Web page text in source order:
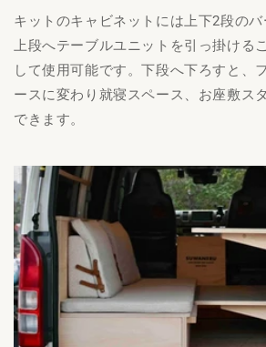
キットのキャビネットには上下2段のバ
上段へテーブルユニットを引っ掛ける
して使用可能です。下段へ下ろすと、
ースに変わり就寝スペース、お座敷ス
できます。